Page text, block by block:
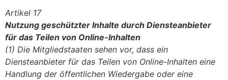
Artikel 17
Nutzung geschützter Inhalte durch Diensteanbieter
für das Teilen von Online-Inhalten
(1) Die Mitgliedstaaten sehen vor, dass ein
Diensteanbieter für das Teilen von Online-Inhalten eine
Handlung der öffentlichen Wiedergabe oder eine